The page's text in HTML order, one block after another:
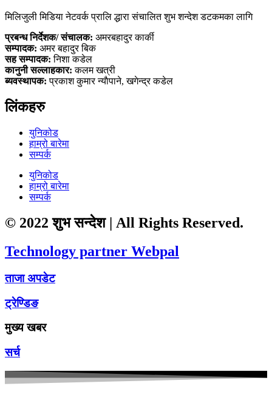
मिलिजुली मिडिया नेटवर्क प्रालि द्धारा संचालित शुभ शन्देश डटकमका लागि
प्रबन्ध निर्देशक/ संचालक: अमरबहादुर कार्की
सम्पादक: अमर बहादुर बिक
सह सम्पादक: निशा कडेल
कानुनी सल्लाहकार: कलम खत्री
ब्यवस्थापक:प्रकाश कुमार न्याैपाने, खगेन्द्र कडेल
लिंकहरु
युनिकोड
हाम्रो बारेमा
सम्पर्क
युनिकोड
हाम्रो बारेमा
सम्पर्क
© 2022 शुभ सन्देश | All Rights Reserved.
Technology partner Webpal
ताजा अपडेट
ट्रेण्डिङ
मुख्य खबर
सर्च